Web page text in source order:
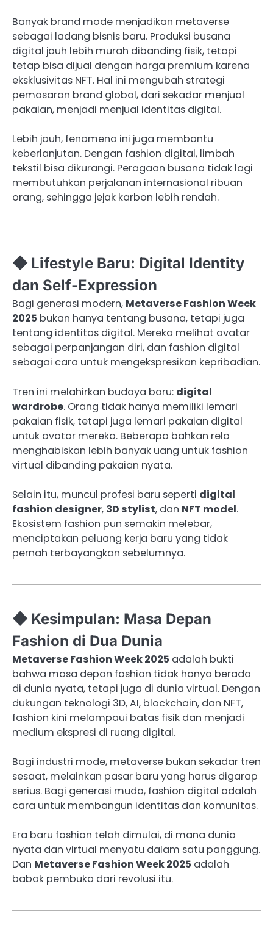
Banyak brand mode menjadikan metaverse
sebagai ladang bisnis baru. Produksi busana
digital jauh lebih murah dibanding fisik, tetapi
tetap bisa dijual dengan harga premium karena
eksklusivitas NFT. Hal ini mengubah strategi
pemasaran brand global, dari sekadar menjual
pakaian, menjadi menjual identitas digital.
Lebih jauh, fenomena ini juga membantu
keberlanjutan. Dengan fashion digital, limbah
tekstil bisa dikurangi. Peragaan busana tidak lagi
membutuhkan perjalanan internasional ribuan
orang, sehingga jejak karbon lebih rendah.
◆ Lifestyle Baru: Digital Identity
dan Self-Expression
Bagi generasi modern, Metaverse Fashion Week
2025 bukan hanya tentang busana, tetapi juga
tentang identitas digital. Mereka melihat avatar
sebagai perpanjangan diri, dan fashion digital
sebagai cara untuk mengekspresikan kepribadian.
Tren ini melahirkan budaya baru: digital
wardrobe. Orang tidak hanya memiliki lemari
pakaian fisik, tetapi juga lemari pakaian digital
untuk avatar mereka. Beberapa bahkan rela
menghabiskan lebih banyak uang untuk fashion
virtual dibanding pakaian nyata.
Selain itu, muncul profesi baru seperti digital
fashion designer, 3D stylist, dan NFT model.
Ekosistem fashion pun semakin melebar,
menciptakan peluang kerja baru yang tidak
pernah terbayangkan sebelumnya.
◆ Kesimpulan: Masa Depan
Fashion di Dua Dunia
Metaverse Fashion Week 2025 adalah bukti
bahwa masa depan fashion tidak hanya berada
di dunia nyata, tetapi juga di dunia virtual. Dengan
dukungan teknologi 3D, AI, blockchain, dan NFT,
fashion kini melampaui batas fisik dan menjadi
medium ekspresi di ruang digital.
Bagi industri mode, metaverse bukan sekadar tren
sesaat, melainkan pasar baru yang harus digarap
serius. Bagi generasi muda, fashion digital adalah
cara untuk membangun identitas dan komunitas.
Era baru fashion telah dimulai, di mana dunia
nyata dan virtual menyatu dalam satu panggung.
Dan Metaverse Fashion Week 2025 adalah
babak pembuka dari revolusi itu.